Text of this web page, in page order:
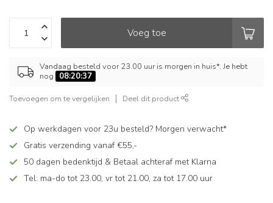
Voeg toe
Vandaag besteld voor 23.00 uur is morgen in huis*. Je hebt
nog
08:20:37
Toevoegen om te vergelijken Deel dit product
Op werkdagen voor 23u besteld? Morgen verwacht*
Gratis verzending vanaf €55,-
50 dagen bedenktijd & Betaal achteraf met Klarna
Tel: ma-do tot 23.00, vr tot 21.00, za tot 17.00 uur